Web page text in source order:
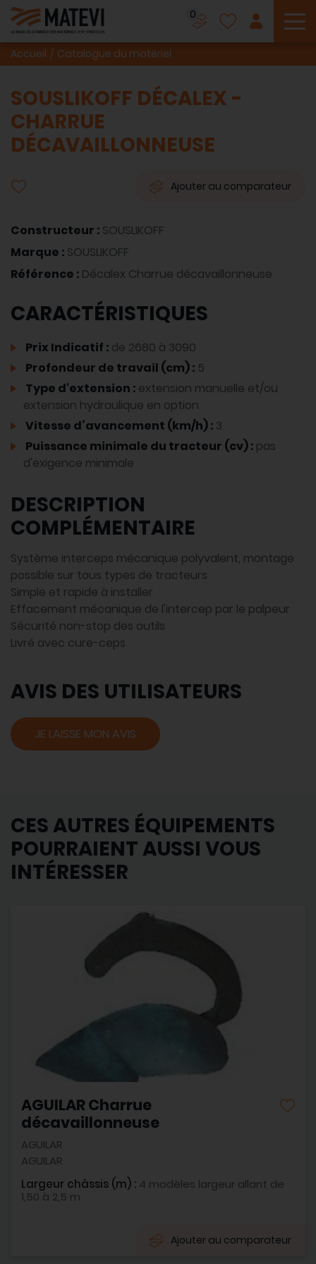
0
Accueil Catalogue du matériel
SOUSLIKOFF DÉCALEX -
CHARRUE
DÉCAVAILLONNEUSE
Ajouter au comparateur
Constructeur : SOUSLIKOFF
Marque : SOUSLIKOFF
Référence : Décalex Charrue décavaillonneuse
CARACTÉRISTIQUES
Prix Indicatif : de 2680 à 3090
Profondeur de travail (cm) : 5
Type d'extension : extension manuelle et/ou
extension hydraulique en option
Vitesse d’avancement (km/h) : 3
Puissance minimale du tracteur (cv) : pas
d'exigence minimale
DESCRIPTION
COMPLÉMENTAIRE
Système interceps mécanique polyvalent, montage
possible sur tous types de tracteurs
Simple et rapide à installer
Effacement mécanique de l'intercep par le palpeur
Sécurité non-stop des outils
Livré avec cure-ceps
AVIS DES UTILISATEURS
JE LAISSE MON AVIS
CES AUTRES ÉQUIPEMENTS
POURRAIENT AUSSI VOUS
INTÉRESSER
AGUILAR Charrue
décavaillonneuse
AGUILAR
AGUILAR
Largeur châssis (m) : 4 modèles largeur allant de
1,50 à 2,5 m
Ajouter au comparateur